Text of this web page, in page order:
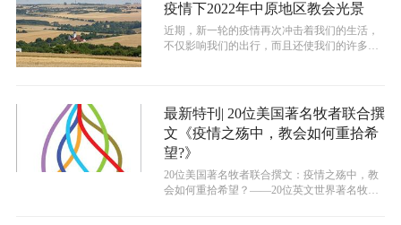
疫情下2022年中原地区教会光景
近期，新一轮的疫情再次冲击着我们的生活，
不仅影响我们的出行，而且还使我们的许多线
最新特刊| 20位美国著名牧者联合撰
文《疫情之殇中，教会如何重拾希
望?》
20位美国著名牧者联合撰文：疫情之殇中，教
会如何重拾希望？——20位英文世界著名牧师